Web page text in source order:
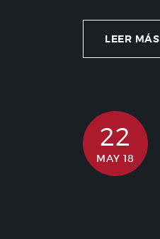
LEER MÁS
22
MAY 18